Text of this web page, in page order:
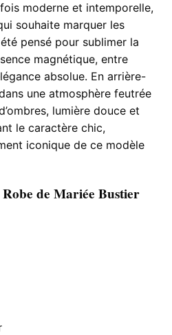
moderne et intemporelle,
souhaite marquer les
pensé pour sublimer la
magnétique, entre
absolue. En arrière-
une atmosphère feutrée
lumière douce et
le caractère chic,
iconique de ce modèle
de Mariée Bustier